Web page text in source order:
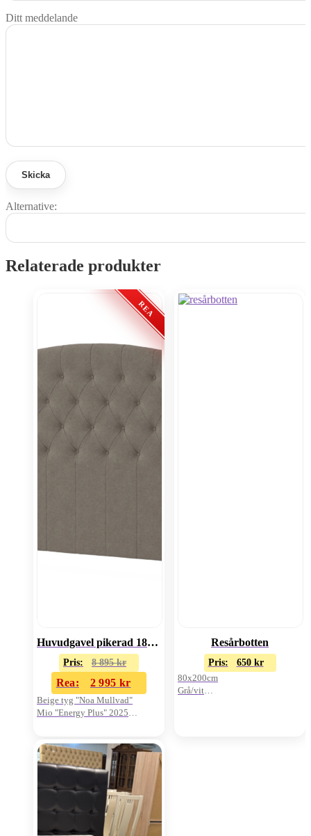
Ditt meddelande
Alternative:
Relaterade produkter
Huvudgavel pikerad 180cm
Pris: 8 895kr
Rea: 2 995 kr
Beige tyg "Noa Mullvad"
Mio "Energy Plus" 2025
Resårbotten
Pris: 650 kr
80x200cm
Grå/vit